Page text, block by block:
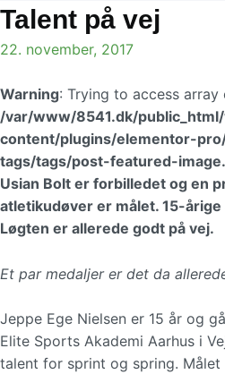
Talent på vej
22. november, 2017
Warning: Trying to access
/var/www/8541.dk/
content/plugins/elementor-
tags/tags/post-featured-
Usian Bolt er forbilledet og en
atletikudøver er målet. 15-
Løgten er allerede godt på vej.
Et par medaljer er det da
Jeppe Ege Nielsen er 15 år og
Elite Sports Akademi Aarhus i
talent for sprint og spring.